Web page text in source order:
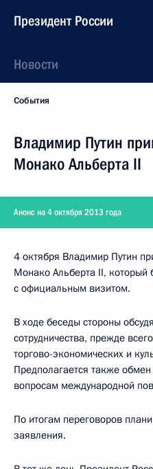
Президент России
Новости
События
Владимир Путин
Монако Альберта II
Анонс на 4 октября 2013 года
4 октября Владимир Путин
Монако Альберта II, который
с официальным визитом.
В ходе беседы стороны
сотрудничества, прежде
торгово-экономических и
Предполагается также
вопросам международной
По итогам переговоров
заявления.